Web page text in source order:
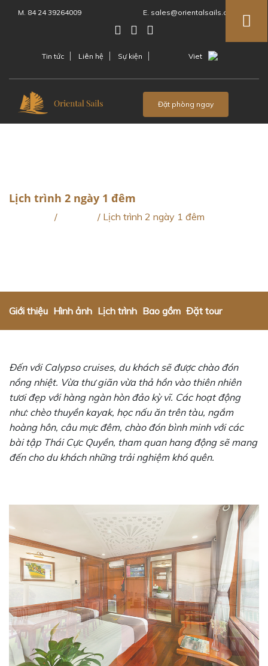
M. 84 24 39264009 E. sales@orientalsails.com
Tin tức Liên hệ Sự kiện Viet
Đặt phòng ngay
Lịch trình 2 ngày 1 đêm
/ / Lịch trình 2 ngày 1 đêm
Giới thiệu Hình ảnh Lịch trình Bao gồm Đặt tour
Đến với Calypso cruises, du khách sẽ được chào đón
nồng nhiệt. Vừa thư giãn vừa thả hồn vào thiên nhiên
tươi đẹp với hàng ngàn hòn đảo kỳ vĩ. Các hoạt động
như: chèo thuyền kayak, học nấu ăn trên tàu, ngắm
hoàng hôn, câu mực đêm, chào đón bình minh với các
bài tập Thái Cực Quyền, tham quan hang động sẽ mang
đến cho du khách những trải nghiệm khó quên.